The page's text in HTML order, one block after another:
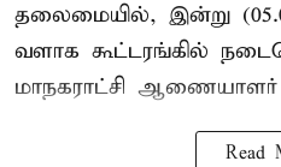
தலைமையில், இன்று
வளாக கூட்டரங்கில்
மாநகராட்சி ஆணையாளர்
Read